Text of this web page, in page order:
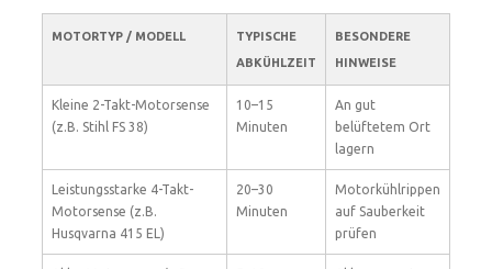
MOTORTYP / MODELL
TYPISCHE
ABKÜHLZEIT
BESONDERE
HINWEISE
Kleine 2-Takt-Motorsense
(z.B. Stihl FS 38)
10–15
Minuten
An gut
belüftetem Ort
lagern
Leistungsstarke 4-Takt-
Motorsense (z.B.
Husqvarna 415 EL)
20–30
Minuten
Motorkühlrippen
auf Sauberkeit
prüfen